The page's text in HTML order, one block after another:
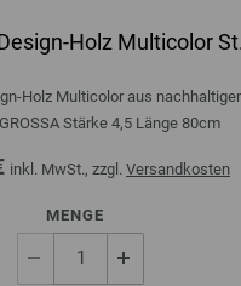
Holz Multicolor
Holz Multicolor aus
Stärke 4,5 Länge 80cm
inkl. MwSt., zzgl. Versandkosten
MENGE